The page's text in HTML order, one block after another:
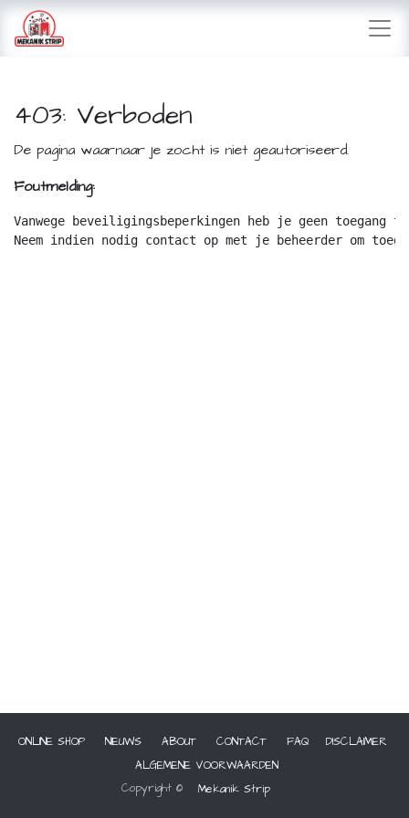
403: Verboden
De pagina waarnaar je zocht is niet geautoriseerd.
Foutmelding:
Vanwege beveiligingsbeperkingen heb je geen
Neem indien nodig contact op met je beheerder om
ONLINE SHOP NIEUWS ABOUT CONTACT FAQ
DISCLAIMER
ALGEMENE VOORWAARDEN
Copyright ©
Mekanik Strip